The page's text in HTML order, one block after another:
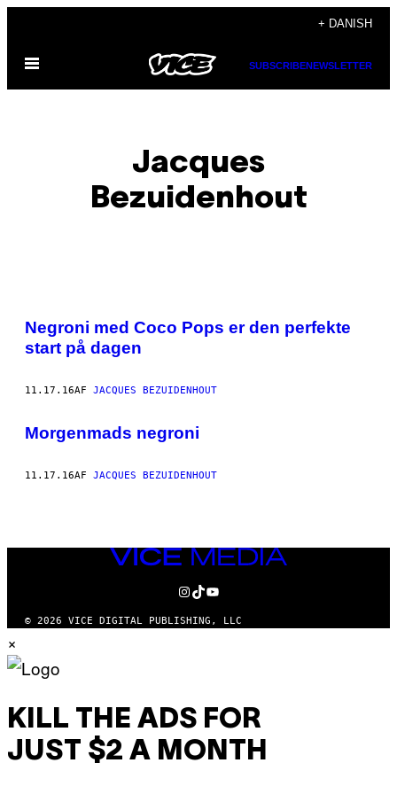
indhold
+ DANISH
Åbn
SUBSCRIBENEWSLETTER
Jacques
Bezuidenhout
POSTS
BY
Negroni med Coco Pops er den perfekte
start på dagen
11.17.16AF JACQUES BEZUIDENHOUT
Morgenmads negroni
11.17.16AF JACQUES BEZUIDENHOUT
VICE
MEDIA
INSTAGRAM
TIKTOK
YOUTUBE
© 2026 VICE DIGITAL PUBLISHING, LLC
×
KILL THE ADS FOR
JUST $2 A MONTH